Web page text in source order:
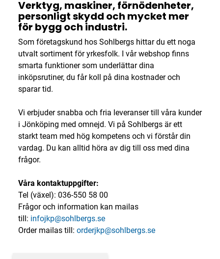
Verktyg, maskiner, förnödenheter,
personligt skydd och mycket mer
för bygg och industri.
Som företagskund hos Sohlbergs hittar du ett noga
utvalt sortiment för yrkesfolk. I vår webshop finns
smarta funktioner som underlättar dina
inköpsrutiner, du får koll på dina kostnader och
sparar tid.
Vi erbjuder snabba och fria leveranser till våra kunder
i Jönköping med omnejd. Vi på Sohlbergs är ett
starkt team med hög kompetens och vi förstår din
vardag. Du kan alltid höra av dig till oss med dina
frågor.
Våra kontaktuppgifter:
Tel (växel): 036-550 58 00
Frågor och information kan mailas
till: infojkp@sohlbergs.se
Order mailas till: orderjkp@sohlbergs.se